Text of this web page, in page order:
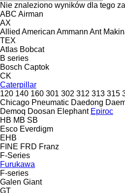
Nie znaleziono wyników dla tego
ABC Airman
AX
Allied American Ammann Ant
TEX
Atlas Bobcat
B series
Bosch Captok
CK
Caterpillar
120 140 160 301 302 312 313 315
Chicago Pneumatic Daedong
Demoq Doosan Elephant Epiroc
HB MB SB
Esco Everdigm
EHB
FINE FRD Franz
F-Series
Furukawa
F-series
Galen Giant
GT